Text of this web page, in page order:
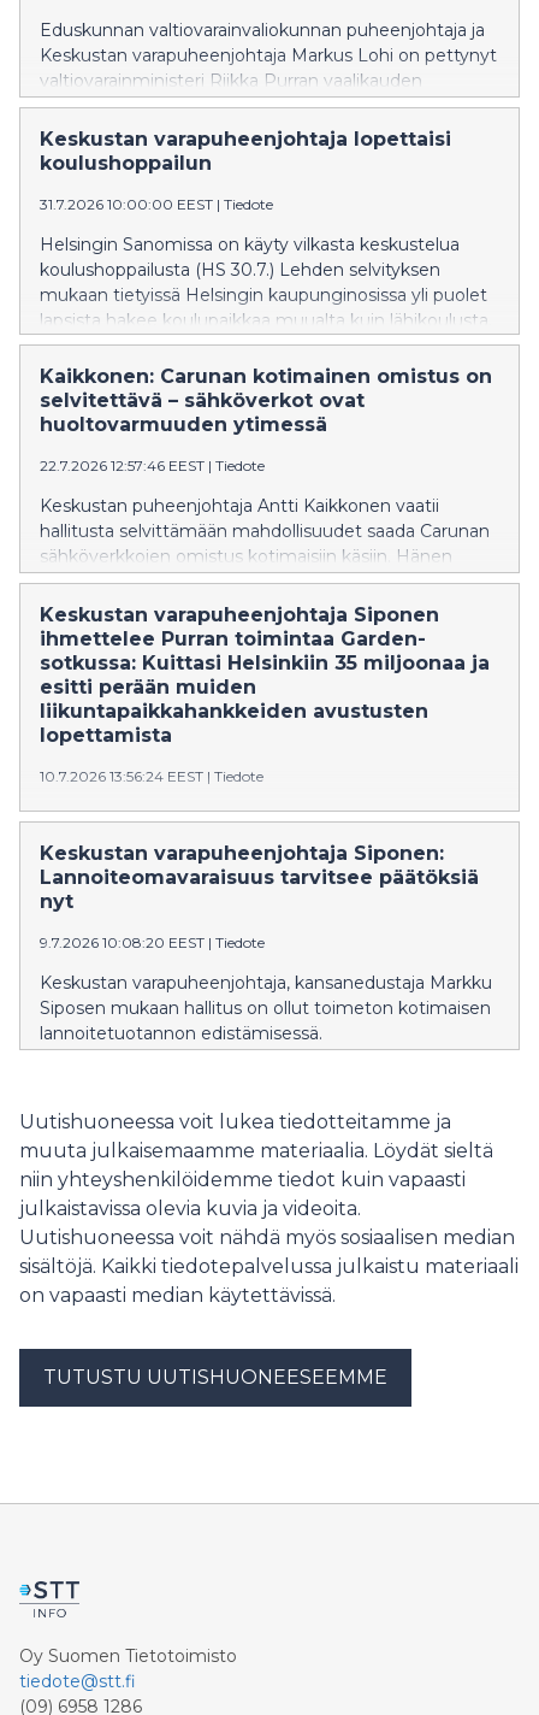
Eduskunnan valtiovarainvaliokunnan puheenjohtaja ja
Keskustan varapuheenjohtaja Markus Lohi on pettynyt
valtiovarainministeri Riikka Purran vaalikauden
viimeiseen budjettiehdotukseen. Lohen mukaan
ehdotus ei katkaise Suomen velkaantumista, vaan
siirtää välttämättömiä päätöksiä seuraavan hallituksen
Keskustan varapuheenjohtaja lopettaisi
koulushoppailun
31.7.2026 10:00:00 EEST | Tiedote
Helsingin Sanomissa on käyty vilkasta keskustelua
koulushoppailusta (HS 30.7.) Lehden selvityksen
mukaan tietyissä Helsingin kaupunginosissa yli puolet
lapsista hakee koulupaikkaa muualta kuin lähikoulusta.
Kaikkonen: Carunan kotimainen omistus on
selvitettävä – sähköverkot ovat
huoltovarmuuden ytimessä
22.7.2026 12:57:46 EEST | Tiedote
Keskustan puheenjohtaja Antti Kaikkonen vaatii
hallitusta selvittämään mahdollisuudet saada Carunan
sähköverkkojen omistus kotimaisiin käsiin. Hänen
mukaansa sähköverkot ovat kriittistä infrastruktuuria,
jonka omistuksella on merkitystä Suomen
turvallisuudelle ja huoltovarmuudelle.
Keskustan varapuheenjohtaja Siponen
ihmettelee Purran toimintaa Garden-
sotkussa: Kuittasi Helsinkiin 35 miljoonaa ja
esitti perään muiden
liikuntapaikkahankkeiden avustusten
lopettamista
10.7.2026 13:56:24 EEST | Tiedote
Siposen mukaan Purra ei ole edelleenkään vastannut
kysymykseen siitä, mitä perussuomalaiset sai
kehysriihen lehmänkaupoissa, jossa Gardenin-
avustuksesta sovittiin.
Keskustan varapuheenjohtaja Siponen:
Lannoiteomavaraisuus tarvitsee päätöksiä
nyt
9.7.2026 10:08:20 EEST | Tiedote
Keskustan varapuheenjohtaja, kansanedustaja Markku
Siposen mukaan hallitus on ollut toimeton kotimaisen
lannoitetuotannon edistämisessä.
Uutishuoneessa voit lukea tiedotteitamme ja
muuta julkaisemaamme materiaalia. Löydät sieltä
niin yhteyshenkilöidemme tiedot kuin vapaasti
julkaistavissa olevia kuvia ja videoita.
Uutishuoneessa voit nähdä myös sosiaalisen median
sisältöjä. Kaikki tiedotepalvelussa julkaistu materiaali
on vapaasti median käytettävissä.
TUTUSTU UUTISHUONEESEEMME
Oy Suomen Tietotoimisto
tiedote@stt.fi
(09) 6958 1286